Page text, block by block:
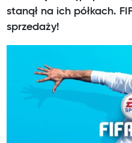
stanął na ich półkach.
sprzedaży!